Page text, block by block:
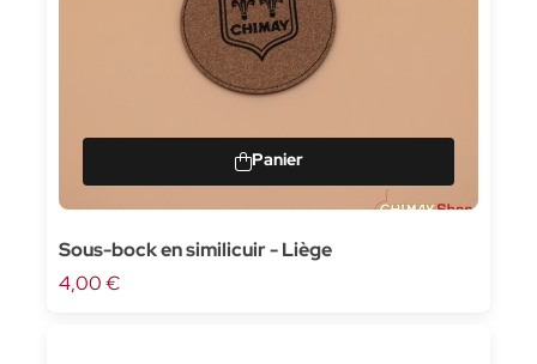
Sous-bock en similicuir - Liège
4,00 €